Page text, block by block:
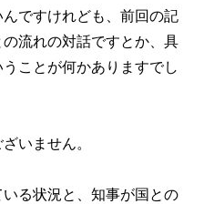
ですけれども、前回の記
流れの対話ですとか、具
ことが何かありますでし
いません。
る状況と、知事が国との